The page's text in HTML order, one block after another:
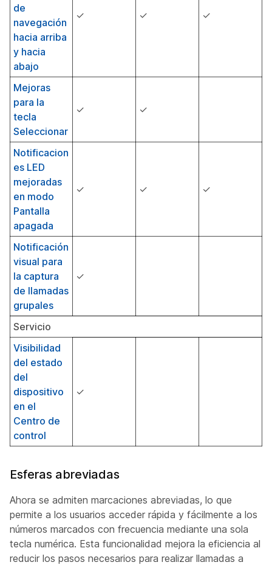
de
navegación
hacia arriba
y hacia
abajo
✓ ✓ ✓
Mejoras
para la
tecla
Seleccionar
✓ ✓
Notificacion
es LED
mejoradas
en modo
Pantalla
apagada
✓ ✓ ✓
Notificación
visual para
la captura
de llamadas
grupales
✓
Servicio
Visibilidad
del estado
del
dispositivo
en el
Centro de
control
✓
Esferas abreviadas
Ahora se admiten marcaciones abreviadas, lo que
permite a los usuarios acceder rápida y fácilmente a los
números marcados con frecuencia mediante una sola
tecla numérica. Esta funcionalidad mejora la eficiencia al
reducir los pasos necesarios para realizar llamadas a